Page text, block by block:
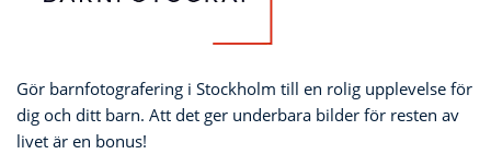
Gör barnfotografering i Stockholm till en rolig upplevelse för
dig och ditt barn. Att det ger underbara bilder för resten av
livet är en bonus!